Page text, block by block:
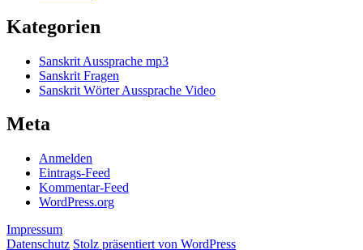
Kategorien
Sanskrit Aussprache mp3
Sanskrit Fragen
Sanskrit Wörter Aussprache Video
Meta
Anmelden
Eintrags-Feed
Kommentar-Feed
WordPress.org
Impressum
Datenschutz Stolz präsentiert von WordPress